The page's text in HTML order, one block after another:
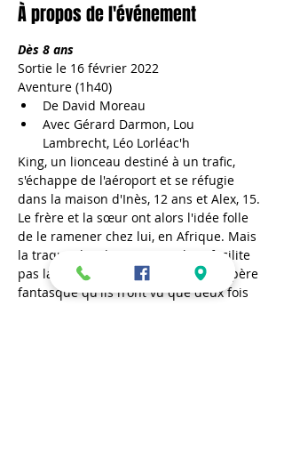
À propos de l'événement
Dès 8 ans
Sortie le 16 février 2022
Aventure (1h40)
De David Moreau
Avec Gérard Darmon, Lou
Lambrecht, Léo Lorléac'h
King, un lionceau destiné à un trafic,
s'échappe de l'aéroport et se réfugie
dans la maison d'Inès, 12 ans et Alex, 15.
Le frère et la sœur ont alors l'idée folle
de le ramener chez lui, en Afrique. Mais
la traque des douaniers ne leur facilite
pas la vie. Lorsque Max, leur grand-père
fantasque qu'ils n'ont vu que deux fois